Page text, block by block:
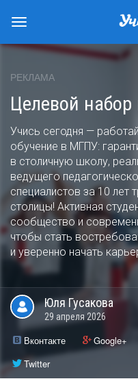
РЕКЛАМА
Целевой
Учись сегодня —
обучение в МГПУ:
в столичную школу,
ведущего
специалистов за 10 лет
столицы! Активная
сообщество и
чтобы стать
и уверенно начать
ЮляГусакова
29 апреля 2026
Вконтакте Google+
Twitter